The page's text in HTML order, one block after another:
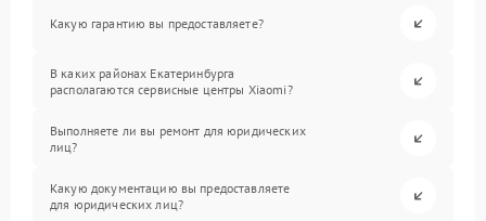
Какую гарантию вы предоставляете?
В каких районах Екатеринбурга
располагаются сервисные центры Xiaomi?
Выполняете ли вы ремонт для юридических
лиц?
Какую документацию вы предоставляете
для юридических лиц?